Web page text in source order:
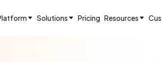
Solutions Pricing Resources